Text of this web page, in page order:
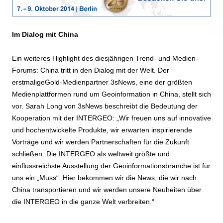
Im Dialog mit China
Ein weiteres Highlight des diesjährigen Trend- und Medien-
Forums: China tritt in den Dialog mit der Welt. Der
erstmaligeGold-Medienpartner 3sNews, eine der größten
Medienplattformen rund um Geoinformation in China, stellt sich
vor. Sarah Long von 3sNews beschreibt die Bedeutung der
Kooperation mit der INTERGEO: „Wir freuen uns auf innovative
und hochentwickelte Produkte, wir erwarten inspirierende
Vorträge und wir werden Partnerschaften für die Zukunft
schließen. Die INTERGEO als weltweit größte und
einflussreichste Ausstellung der Geoinformationsbranche ist für
uns ein „Muss“. Hier bekommen wir die News, die wir nach
China transportieren und wir werden unsere Neuheiten über
die INTERGEO in die ganze Welt verbreiten.“